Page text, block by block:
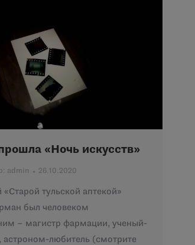
«Ночь искусств»
admin 26.10.2020
«Старой тульской аптекой»
был человеком
– магистр фармации, ученый-
астроном-любитель (смотрите